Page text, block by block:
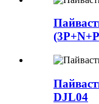
DJL04